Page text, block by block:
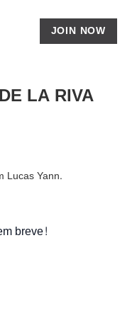
JOIN NOW
LA RIVA
Lucas Yann.
breve!